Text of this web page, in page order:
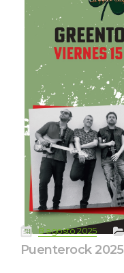
8 agosto 2025
Puenterock 2025